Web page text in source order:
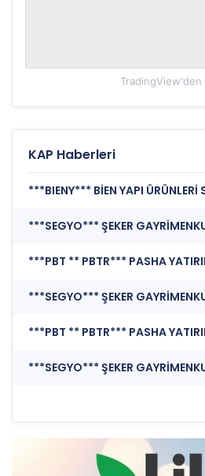
TradingView'den
KAP Haberleri